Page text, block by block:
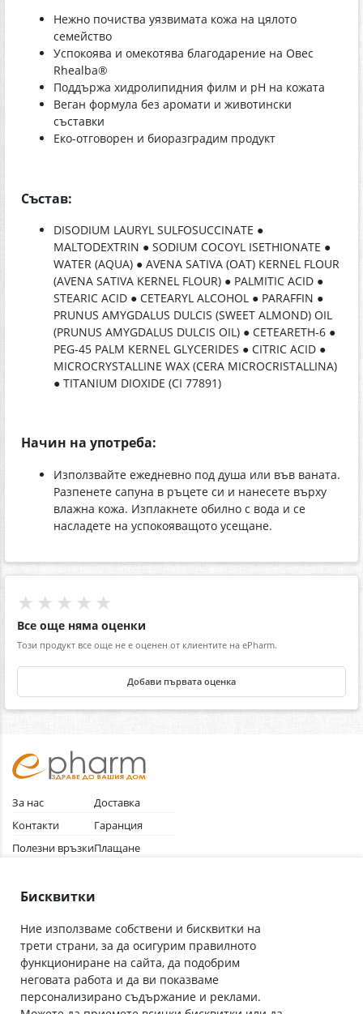
Нежно почиства уязвимата кожа на цялото
семейство
Успокоява и омекотява благодарение на Овес
Rhealba®
Поддържа хидролипидния филм и pH на кожата
Веган формула без аромати и животински
съставки
Еко-отговорен и биоразградим продукт
Състав:
DISODIUM LAURYL SULFOSUCCINATE ●
MALTODEXTRIN ● SODIUM COCOYL ISETHIONATE ●
WATER (AQUA) ● AVENA SATIVA (OAT) KERNEL FLOUR
(AVENA SATIVA KERNEL FLOUR) ● PALMITIC ACID ●
STEARIC ACID ● CETEARYL ALCOHOL ● PARAFFIN ●
PRUNUS AMYGDALUS DULCIS (SWEET ALMOND) OIL
(PRUNUS AMYGDALUS DULCIS OIL) ● CETEARETH-6 ●
PEG-45 PALM KERNEL GLYCERIDES ● CITRIC ACID ●
MICROCRYSTALLINE WAX (CERA MICROCRISTALLINA)
● TITANIUM DIOXIDE (CI 77891)
Начин на употреба:
Използвайте ежедневно под душа или във ваната.
Разпенете сапуна в ръцете си и нанесете върху
влажна кожа. Изплакнете обилно с вода и се
насладете на успокояващото усещане.
★★★★★
Все още няма оценки
Този продукт все още не е оценен от клиентите на ePharm.
Добави първата оценка
За нас
Контакти
Полезни връзки
Общи условия
Доставка
Гаранция
Плащане
Абонирай се за нашия бюлетин
Бисквитки
Ние използваме собствени и бисквитки на
трети страни, за да осигурим правилното
функциониране на сайта, да подобрим
неговата работа и да ви показваме
персонализирано съдържание и реклами.